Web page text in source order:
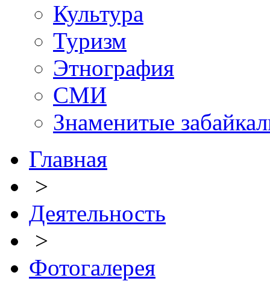
Культура
Туризм
Этнография
СМИ
Знаменитые
Главная
>
Деятельность
>
Фотогалерея